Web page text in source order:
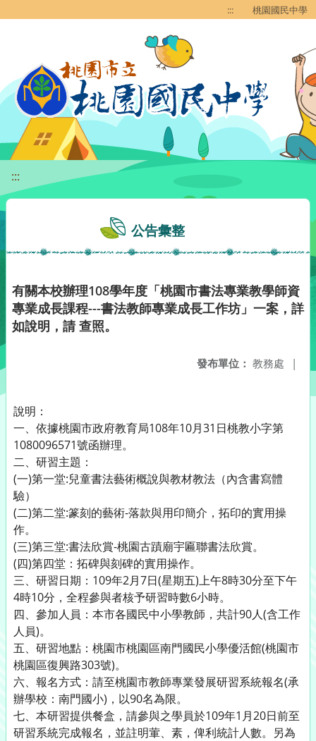
::: 桃園國民中學
:::
公告彙整
有關本校辦理108學年度「桃園市書法專業教學師資
專業成長課程---書法教師專業成長工作坊」一案，詳
如說明，請 查照。
發布單位： 教務處 |
說明：
一、依據桃園市政府教育局108年10月31日桃教小字第
1080096571號函辦理。
二、研習主題：
(一)第一堂:兒童書法藝術概說與教材教法（內含書寫體
驗）
(二)第二堂:篆刻的藝術-落款與用印簡介，拓印的實用操
作。
(三)第三堂:書法欣賞-桃園古蹟廟宇匾聯書法欣賞。
(四)第四堂：拓碑與刻碑的實用操作。
三、研習日期：109年2月7日(星期五)上午8時30分至下午
4時10分，全程參與者核予研習時數6小時。
四、參加人員：本市各國民中小學教師，共計90人(含工作
人員)。
五、研習地點：桃園市桃園區南門國民小學優活館(桃園市
桃園區復興路303號)。
六、報名方式：請至桃園市教師專業發展研習系統報名(承
辦學校：南門國小)，以90名為限。
七、本研習提供餐盒，請參與之學員於109年1月20日前至
研習系統完成報名，並註明葷、素，俾利統計人數。另為